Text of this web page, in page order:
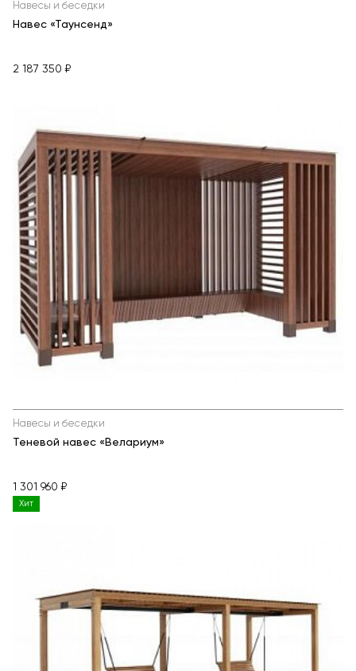
Навесы и беседки
Навес «Таунсенд»
2 187 350 ₽
Навесы и беседки
Теневой навес «Велариум»
1 301 960 ₽
Хит